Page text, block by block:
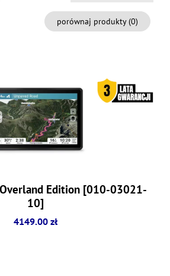
porównaj produkty (0)
Edition [010-03021-
10]
4149.00 zł